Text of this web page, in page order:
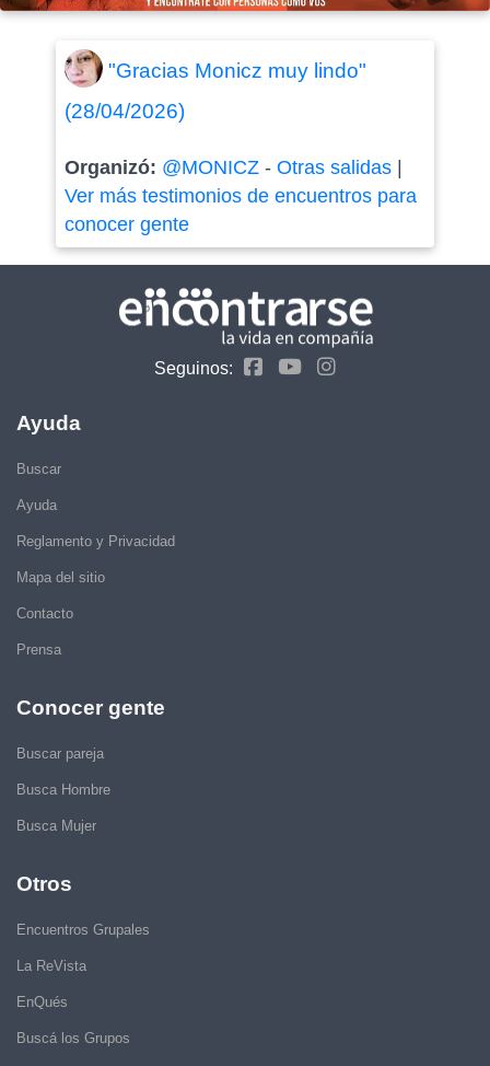
"Gracias Monicz muy lindo"
(28/04/2026)
Organizó: @MONICZ- Otras salidas|
Ver más testimonios de encuentros para
conocer gente
Seguinos:
Ayuda
Buscar
Ayuda
Reglamento y Privacidad
Mapa del sitio
Contacto
Prensa
Conocer gente
Buscar pareja
Busca Hombre
Busca Mujer
Otros
Encuentros Grupales
La ReVista
EnQués
Buscá los Grupos